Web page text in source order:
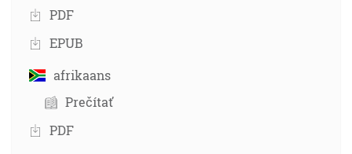
PDF
EPUB
afrikaans
Prečítať
PDF